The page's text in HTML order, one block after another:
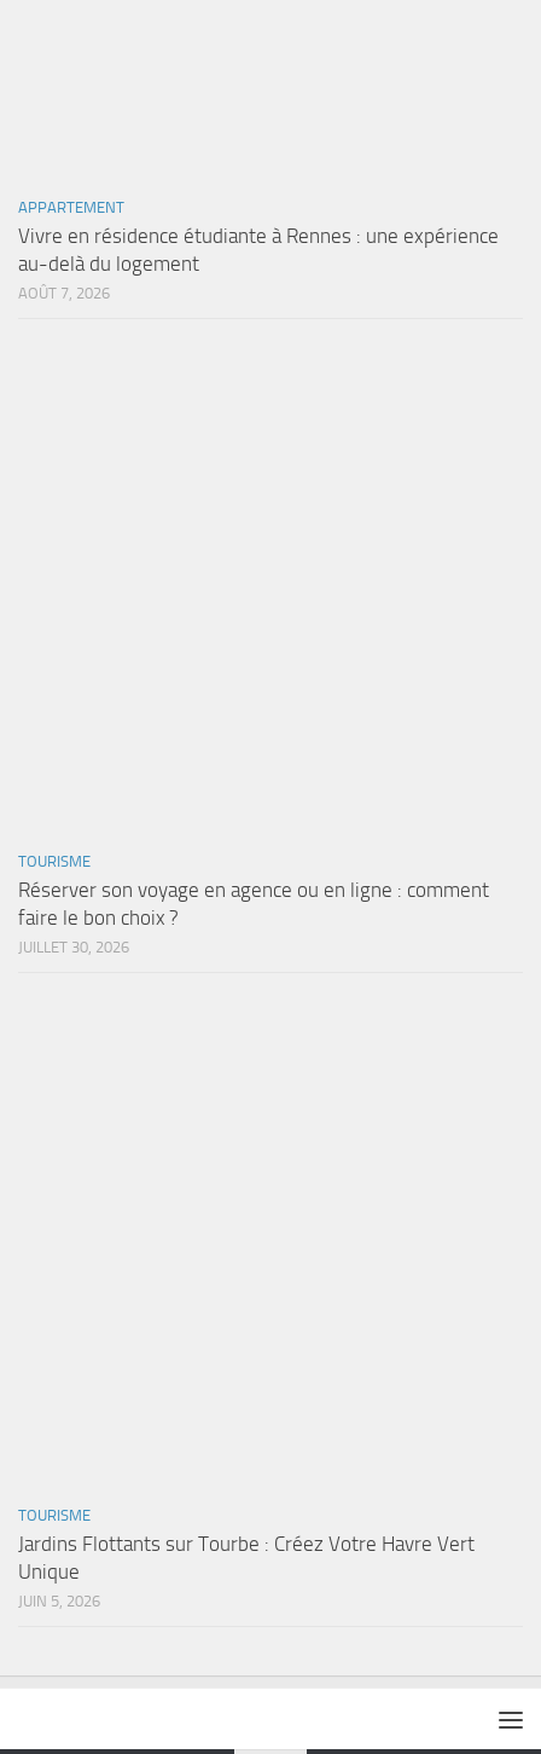
APPARTEMENT
Vivre en résidence étudiante à Rennes : une expérience
au-delà du logement
AOÛT 7, 2026
TOURISME
Réserver son voyage en agence ou en ligne : comment
faire le bon choix ?
JUILLET 30, 2026
TOURISME
Jardins Flottants sur Tourbe : Créez Votre Havre Vert
Unique
JUIN 5, 2026